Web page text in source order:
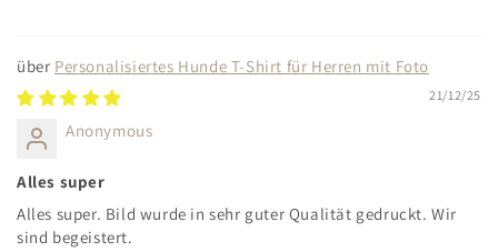
Personalisiertes Hunde T-Shirt für Herren mit Foto
21/12/25
Anonymous
Alles super
Alles super. Bild wurde in sehr guter Qualität gedruckt. Wir
sind begeistert.